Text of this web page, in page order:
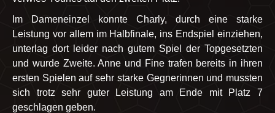
Im Dameneinzel konnte Charly, durch eine starke
Leistung vor allem im Halbfinale, ins Endspiel einziehen,
unterlag dort leider nach gutem Spiel der Topgesetzten
und wurde Zweite. Anne und Fine trafen bereits in ihren
ersten Spielen auf sehr starke Gegnerinnen und mussten
sich trotz sehr guter Leistung am Ende mit Platz 7
geschlagen geben.